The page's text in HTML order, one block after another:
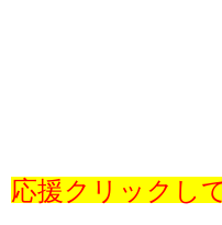
応援クリックし